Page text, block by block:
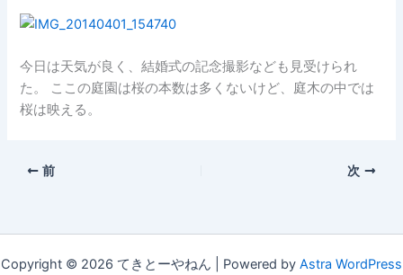
今日は天気が良く、結婚式の記念撮影なども見受けられ
た。 ここの庭園は桜の本数は多くないけど、庭木の中では
桜は映える。
前 次
Copyright © 2026 てきとーやねん | Powered by Astra WordPress